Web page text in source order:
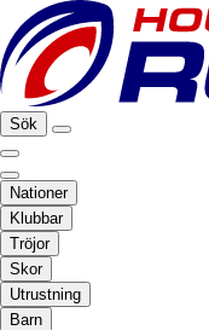
Sök
Nationer
Klubbar
Tröjor
Skor
Utrustning
Barn